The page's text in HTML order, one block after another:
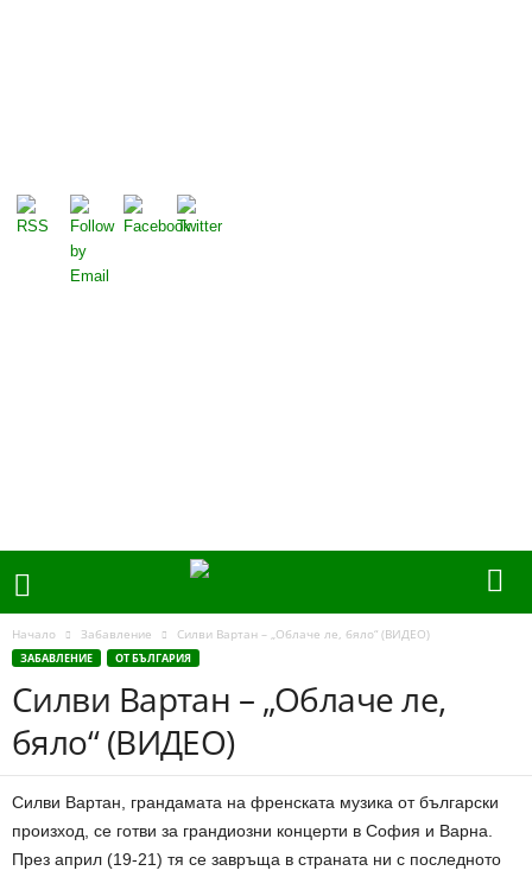
Начало Забавление Силви Вартан – „Облаче ле, бяло“ (ВИДЕО)
ЗАБАВЛЕНИЕ ОТ БЪЛГАРИЯ
Силви Вартан – „Облаче ле,
бяло“ (ВИДЕО)
Силви Вартан, грандамата на френската музика от български
произход, се готви за грандиозни концерти в София и Варна.
През април (19-21) тя се завръща в страната ни с последното